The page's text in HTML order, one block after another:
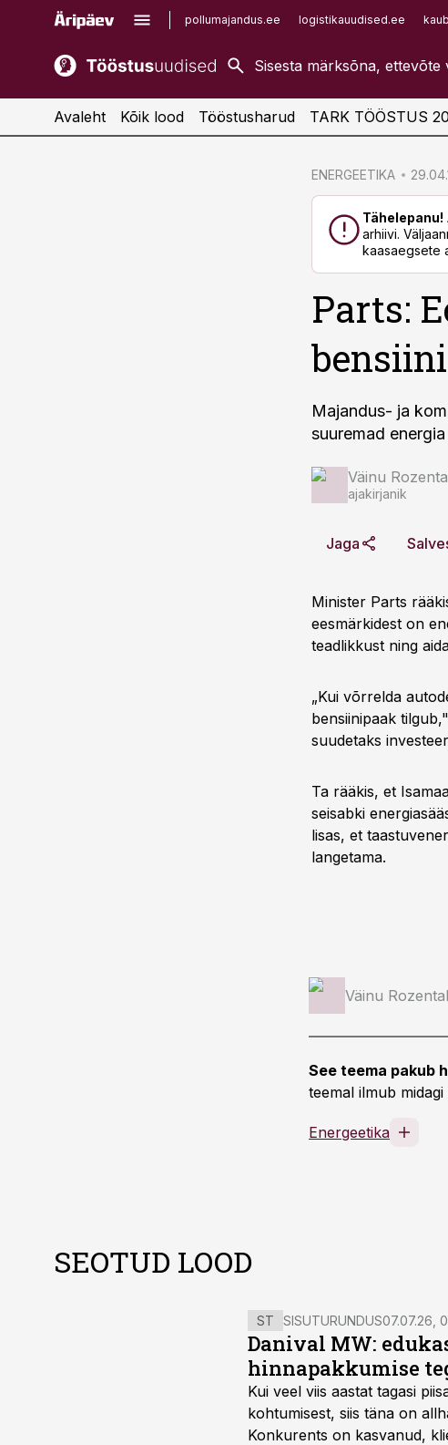
pollumajandus.ee logistikauudised.ee
kaubandus.ee
kinnisvarauudised.ee
imelineajalugu.ee
Avaleht Kõik lood Tööstusharud TARK TÖÖSTUS
ENERGEETIKA
Tähelepanu!
arhiivi.
kaasaegsete
Parts:
Majandus- ja
suuremad
Väinu
ajakirjanik
Jaga
Minister Parts
eesmärkidest on
teadlikkust ning
„Kui võrrelda
bensiinipaak
suudetaks
Ta rääkis, et
seisabki
lisas, et
langetama.
Väinu Rozental
See teema pakub
teemal ilmub
Energeetika
SEOTUD LOOD
ST SISUTURUNDUS07.07.26,
Danival MW:
hinnapakkumise
Kui veel viis aastat tagasi
kohtumisest, siis täna on
Konkurents on kasvanud,